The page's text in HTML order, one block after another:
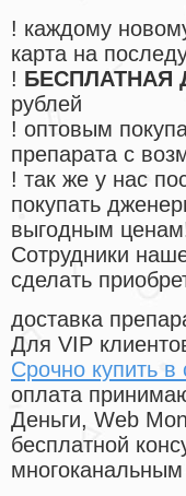
! каждому
карта на
! БЕСПЛАТНАЯ
рублей
! оптовым
препарата с
! так же у нас
покупать
выгодным
Cотрудники
сделать
доставка
Для VIP
Срочно купить
оплата
Деньги, Web
бесплатной